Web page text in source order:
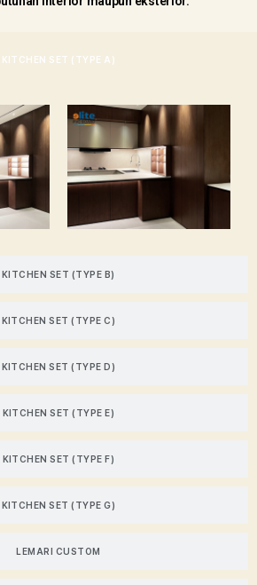
KITCHEN SET (TYPE A)
KITCHEN SET (TYPE B)
KITCHEN SET (TYPE C)
KITCHEN SET (TYPE D)
KITCHEN SET (TYPE E)
KITCHEN SET (TYPE F)
KITCHEN SET (TYPE G)
LEMARI CUSTOM